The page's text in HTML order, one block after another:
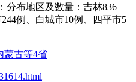
分布地区及数量：吉林836
例、白城市10例、四平市5
蒙古等4省